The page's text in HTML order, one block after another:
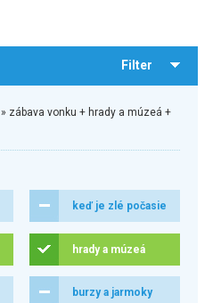
Filter
» zábava vonku + hrady a múzeá +
keď je zlé počasie
hrady a múzeá
burzy a jarmoky